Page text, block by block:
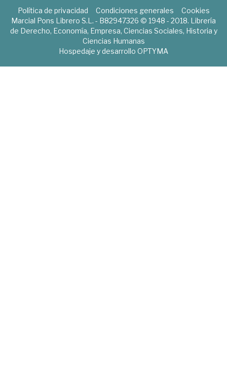
Política de privacidad Condiciones generales
Cookies
Marcial Pons Librero S.L. - B82947326 © 1948 - 2018. Librería
de Derecho, Economía, Empresa, Ciencias Sociales, Historia y
Ciencias Humanas
Hospedaje y desarrollo OPTYMA